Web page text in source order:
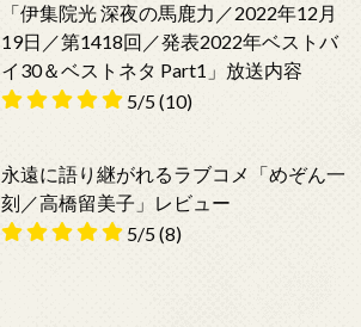
「伊集院光 深夜の馬鹿力／2022年12月
19日／第1418回／発表2022年ベストバ
イ30＆ベストネタ Part1」放送内容
5/5(10)
永遠に語り継がれるラブコメ「めぞん一
刻／高橋留美子」レビュー
5/5(8)